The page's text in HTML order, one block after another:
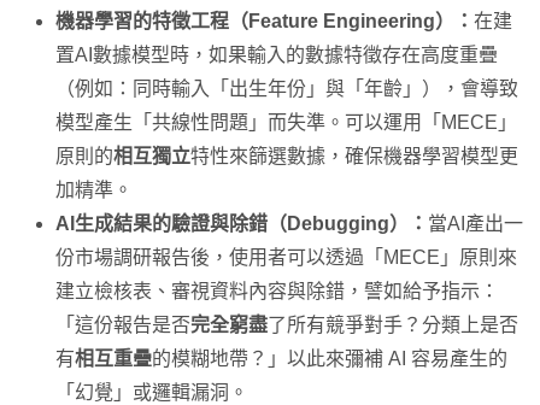
機器學習的特徵工程（Feature Engineering）： 在建
置AI數據模型時，如果輸入的數據特徵存在高度重疊
（例如：同時輸入「出生年份」與「年齡」），會導致
模型產生「共線性問題」而失準。可以運用「MECE」
原則的相互獨立特性來篩選數據，確保機器學習模型更
加精準。
AI生成結果的驗證與除錯（Debugging）： 當AI產出一
份市場調研報告後，使用者可以透過「MECE」原則來
建立檢核表、審視資料內容與除錯，譬如給予指示：
「這份報告是否完全窮盡了所有競爭對手？分類上是否
有相互重疊的模糊地帶？」以此來彌補 AI 容易產生的
「幻覺」或邏輯漏洞。